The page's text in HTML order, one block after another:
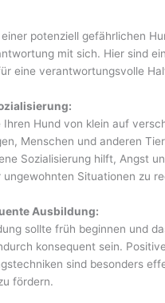
potenziell gefährlichen
mit sich. Hier sind
eine verantwortungsvolle
Ihren Hund von klein auf
Menschen und anderen
Sozialisierung hilft, Angst
ungewohnten Situationen zu
Ausbildung:
sollte früh beginnen und
konsequent sein. Positive
sind besonders
fördern.